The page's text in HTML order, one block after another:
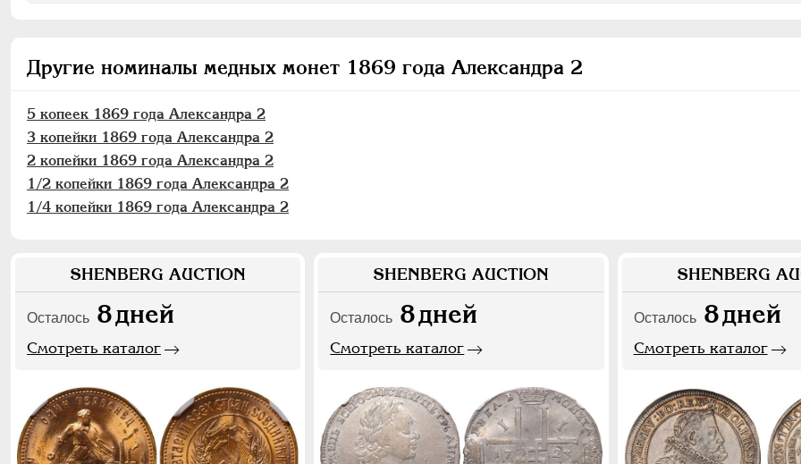
Другие номиналы медных монет 1869 года Александра 2
5 копеек 1869 года Александра 2
3 копейки 1869 года Александра 2
2 копейки 1869 года Александра 2
1/2 копейки 1869 года Александра 2
1/4 копейки 1869 года Александра 2
SHENBERG AUCTION
Осталось 8дней
Смотреть каталог
SHENBERG AUCTION
Осталось 8дней
Смотреть каталог
SHENBERG
Осталось 8дней
Смотреть каталог